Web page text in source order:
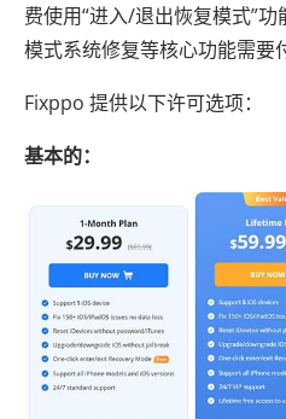
费使用“进入/退出恢复模式”
模式系统修复等核心功能需要
Fixppo 提供以下许可选项：
基本的：